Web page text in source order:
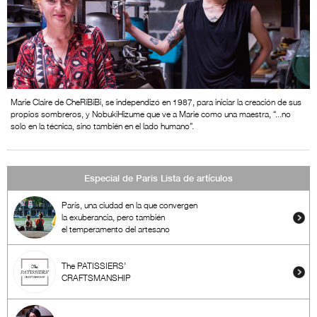
Marie Claire de CheRiBiBi, se independizó en 1987, para iniciar la creación de sus
propios sombreros, y NobukiHizume que ve a Marie como una maestra, “...no
solo en la técnica, sino también en el lado humano”.
Especial de Paris Lista de artículos
París, una ciudad en la que convergen
la exuberancia, pero también
el temperamento del artesano
The PATISSIERS’
CRAFTSMANSHIP